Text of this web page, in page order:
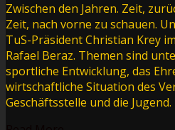
Zwischen den Jahren. Zeit,
Zeit, nach vorne zu schauen.
TuS-Präsident Christian Krey
Rafael Beraz. Themen sind
sportliche Entwicklung, das
wirtschaftliche Situation des
Geschäftsstelle und die Jugend.